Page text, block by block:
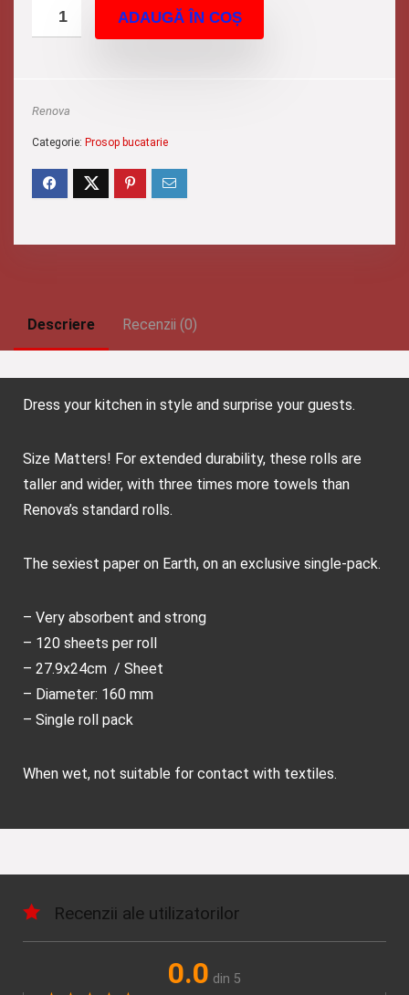
ADAUGĂ ÎN COȘ
Renova
Categorie: Prosop bucatarie
Descriere Recenzii (0)
Dress your kitchen in style and surprise your guests.
Size Matters! For extended durability, these rolls are
taller and wider, with three times more towels than
Renova’s standard rolls.
The sexiest paper on Earth, on an exclusive single-pack.
– Very absorbent and strong
– 120 sheets per roll
– 27.9x24cm / Sheet
– Diameter: 160 mm
– Single roll pack
When wet, not suitable for contact with textiles.
Recenzii ale utilizatorilor
0.0 din 5